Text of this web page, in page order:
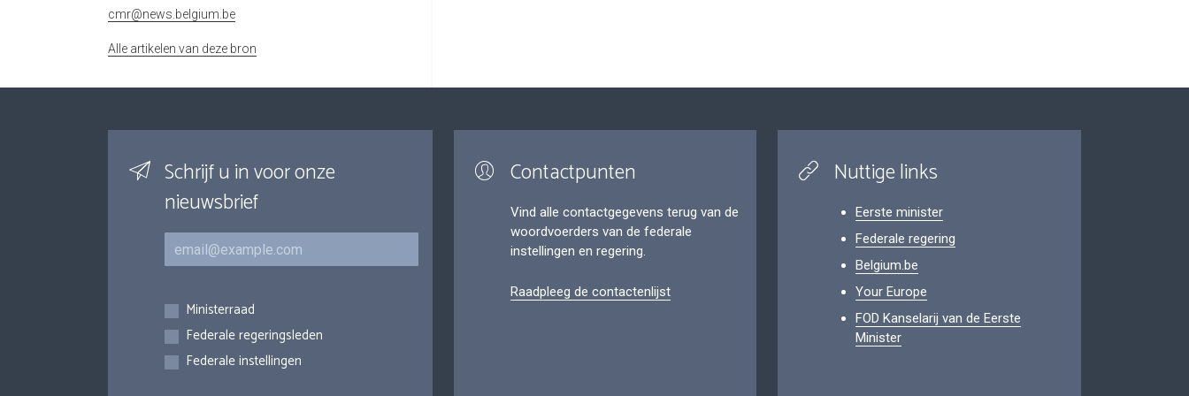
cmr@news.belgium.be
Alle artikelen van deze bron
Schrijf u in voor onze
nieuwsbrief
E-mail
Inschrijvingen
Ministerraad
Federale regeringsleden
Federale instellingen
Contactpunten
Vind alle contactgegevens terug van de
woordvoerders van de federale
instellingen en regering.
Raadpleeg de contactenlijst
Nuttige links
Eerste minister
Federale regering
Belgium.be
Your Europe
FOD Kanselarij van de Eerste
Minister